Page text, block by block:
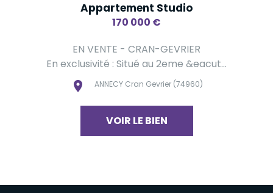
Appartement Studio
170 000 €
EN VENTE - CRAN-GEVRIER
En exclusivité : Situé au 2eme &eacut...
ANNECY Cran Gevrier (74960)
VOIR LE BIEN